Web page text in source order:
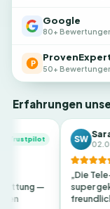
Google
80+
50+
Erfahrungen
—
SW
Sarah W.
02.05.26 ·
„Die Tele-
super
freundlich